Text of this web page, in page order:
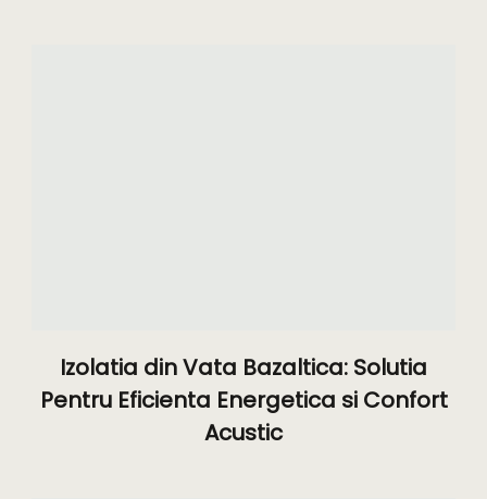
Izolatia din Vata Bazaltica: Solutia
Pentru Eficienta Energetica si Confort
Acustic